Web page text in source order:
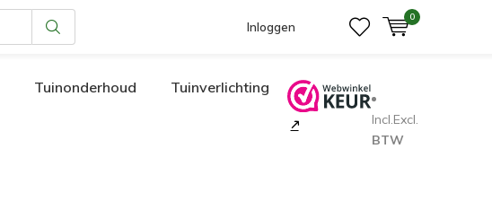
Inloggen
0
Tuinonderhoud Tuinverlichting
Incl.Excl.
BTW